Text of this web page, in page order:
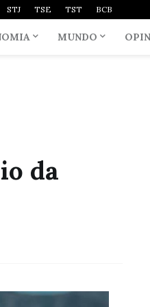
STJ TSE TST BCB
MUNDO
da